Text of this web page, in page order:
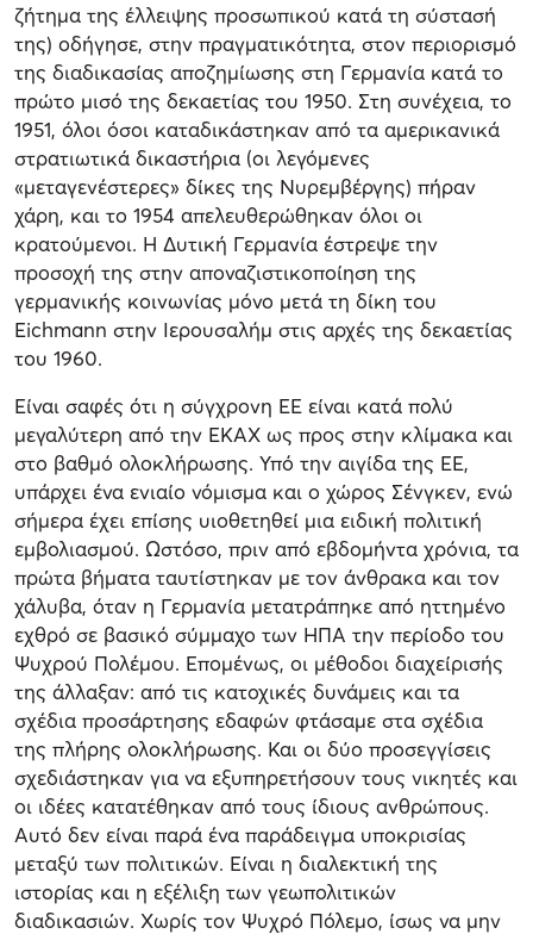
ζήτημα της έλλειψης προσωπικού κατά τη σύστασή
της) οδήγησε, στην πραγματικότητα, στον περιορισμό
της διαδικασίας αποζημίωσης στη Γερμανία κατά το
πρώτο μισό της δεκαετίας του 1950. Στη συνέχεια, το
1951, όλοι όσοι καταδικάστηκαν από τα αμερικανικά
στρατιωτικά δικαστήρια (οι λεγόμενες
«μεταγενέστερες» δίκες της Νυρεμβέργης) πήραν
χάρη, και το 1954 απελευθερώθηκαν όλοι οι
κρατούμενοι. Η Δυτική Γερμανία έστρεψε την
προσοχή της στην αποναζιστικοποίηση της
γερμανικής κοινωνίας μόνο μετά τη δίκη του
Eichmann στην Ιερουσαλήμ στις αρχές της δεκαετίας
του 1960.
Είναι σαφές ότι η σύγχρονη ΕΕ είναι κατά πολύ
μεγαλύτερη από την ΕΚΑΧ ως προς στην κλίμακα και
στο βαθμό ολοκλήρωσης. Υπό την αιγίδα της ΕΕ,
υπάρχει ένα ενιαίο νόμισμα και ο χώρος Σένγκεν, ενώ
σήμερα έχει επίσης υιοθετηθεί μια ειδική πολιτική
εμβολιασμού. Ωστόσο, πριν από εβδομήντα χρόνια, τα
πρώτα βήματα ταυτίστηκαν με τον άνθρακα και τον
χάλυβα, όταν η Γερμανία μετατράπηκε από ηττημένο
εχθρό σε βασικό σύμμαχο των ΗΠΑ την περίοδο του
Ψυχρού Πολέμου. Επομένως, οι μέθοδοι διαχείρισής
της άλλαξαν: από τις κατοχικές δυνάμεις και τα
σχέδια προσάρτησης εδαφών φτάσαμε στα σχέδια
της πλήρης ολοκλήρωσης. Και οι δύο προσεγγίσεις
σχεδιάστηκαν για να εξυπηρετήσουν τους νικητές και
οι ιδέες κατατέθηκαν από τους ίδιους ανθρώπους.
Αυτό δεν είναι παρά ένα παράδειγμα υποκρισίας
μεταξύ των πολιτικών. Είναι η διαλεκτική της
ιστορίας και η εξέλιξη των γεωπολιτικών
διαδικασιών. Χωρίς τον Ψυχρό Πόλεμο, ίσως να μην